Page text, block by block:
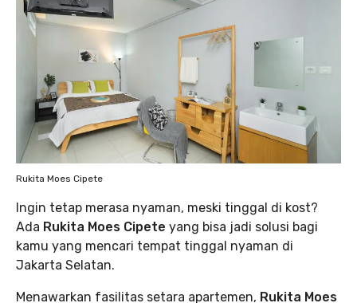
Rukita Moes Cipete
Ingin tetap merasa nyaman, meski tinggal di kost?
Ada Rukita Moes Cipete yang bisa jadi solusi bagi
kamu yang mencari tempat tinggal nyaman di
Jakarta Selatan.
Menawarkan fasilitas setara apartemen, Rukita Moes